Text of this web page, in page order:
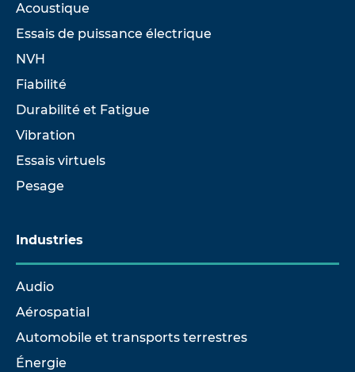
Acoustique
Essais de puissance électrique
NVH
Fiabilité
Durabilité et Fatigue
Vibration
Essais virtuels
Pesage
Industries
Audio
Aérospatial
Automobile et transports terrestres
Énergie